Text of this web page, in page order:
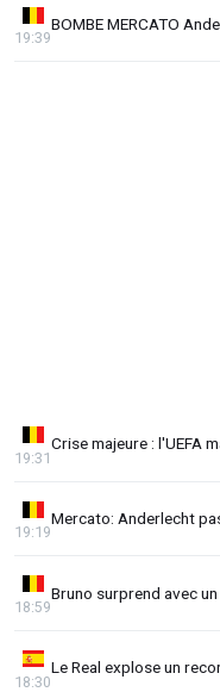
BOMBE MERCATO
19:39
Crise majeure : l'UEFA
19:31
Mercato: Anderlecht
19:19
Bruno surprend avec
18:59
Le Real explose un
18:30